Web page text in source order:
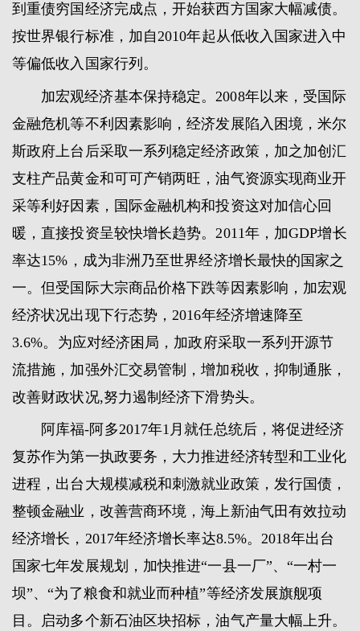
到重债穷国经济完成点，开始获西方国家大幅减债。
按世界银行标准，加自2010年起从低收入国家进入中
等偏低收入国家行列。
加宏观经济基本保持稳定。2008年以来，受国际
金融危机等不利因素影响，经济发展陷入困境，米尔
斯政府上台后采取一系列稳定经济政策，加之加创汇
支柱产品黄金和可可产销两旺，油气资源实现商业开
采等利好因素，国际金融机构和投资这对加信心回
暖，直接投资呈较快增长趋势。2011年，加GDP增长
率达15%，成为非洲乃至世界经济增长最快的国家之
一。但受国际大宗商品价格下跌等因素影响，加宏观
经济状况出现下行态势，2016年经济增速降至
3.6%。为应对经济困局，加政府采取一系列开源节
流措施，加强外汇交易管制，增加税收，抑制通胀，
改善财政状况,努力遏制经济下滑势头。
阿库福-阿多2017年1月就任总统后，将促进经济
复苏作为第一执政要务，大力推进经济转型和工业化
进程，出台大规模减税和刺激就业政策，发行国债，
整顿金融业，改善营商环境，海上新油气田有效拉动
经济增长，2017年经济增长率达8.5%。2018年出台
国家七年发展规划，加快推进“一县一厂”、“一村一
坝”、“为了粮食和就业而种植”等经济发展旗舰项
目。启动多个新石油区块招标，油气产量大幅上升。